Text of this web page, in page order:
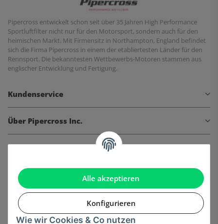
Alle akzeptieren
Konfigurieren
Wie wir Cookies & Co nutzen
Pipercross entwickelt schon seit über 35 Jahren High Performance
Sportluftfilter nicht nur für den Motorsport, sondern auch für den
heimischen Markt. Mit Firmensitz in Northampton, England befindet
sich die Firma Pipercross in einem der etabliertesten Länder für den
Rennsport. Die bekanntesten Wettbewerbs-Motoren stammen aus
englischer Entwicklung und Fertigung.
Kundenservice
Über Pipercross Inc.
Informationen
Gesetzliche Informationen